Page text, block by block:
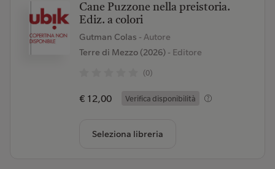
Cane Puzzone nella preistoria.
Ediz. a colori
Gutman Colas - Autore
Terre di Mezzo (2026)- Editore
(0)
€ 12,00 Verifica disponibilità
Seleziona libreria